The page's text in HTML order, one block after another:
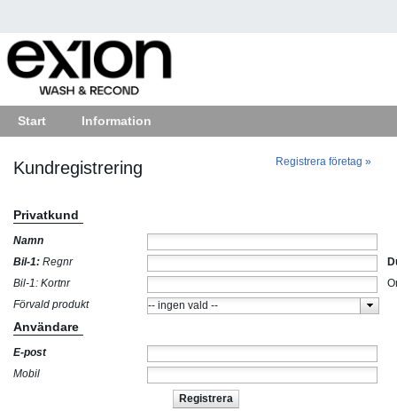
Start Information
Kundregistrering Registrera företag »
Privatkund
Namn
Bil-1: Regnr
Bil-1: Kortnr
Förvald produkt
Användare
E-post
Mobil
Registrera